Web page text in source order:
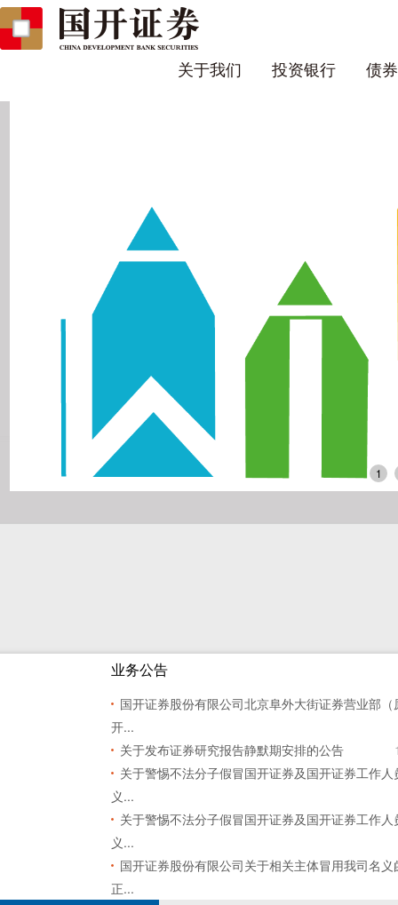
关于我们 投资银行 债
1
业务公告
国开证券股份有限公司北京阜外大街证券营业部（
开...
关于发布证券研究报告静默期安排的公告
关于警惕不法分子假冒国开证券及国开证券工作人
义...
关于警惕不法分子假冒国开证券及国开证券工作人
义...
国开证券股份有限公司关于相关主体冒用我司名义
正...